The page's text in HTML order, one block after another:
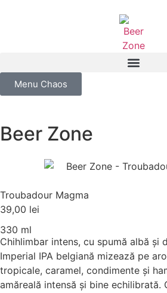
Menu Chaos
Beer Zone
Troubadour Magma
39,00 lei
330 ml
Chihlimbar intens, cu spumă albă și
Imperial IPA belgiană mizează pe
tropicale, caramel, condimente și
amăreală intensă și bine echilibrată.